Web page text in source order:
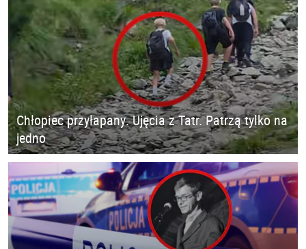
Chłopiec przyłapany. Ujęcia z Tatr. Patrzą tylko na
jedno